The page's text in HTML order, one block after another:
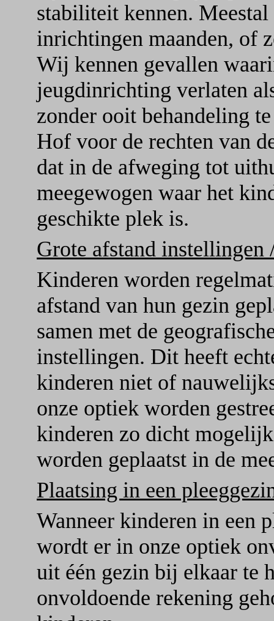
stabiliteit kennen.
inrichtingen maanden, of
Wij kennen gevallen
jeugdinrichting verlaten
zonder ooit behandeling
Hof voor de rechten van
dat in de afweging tot
meegewogen waar het
geschikte plek is.
Grote afstand instellingen
Kinderen worden
afstand van hun gezin
samen met de
instellingen. Dit heeft
kinderen niet of
onze optiek worden
kinderen zo dicht
worden geplaatst in de
Plaatsing in een
Wanneer kinderen in een
wordt er in onze optiek
uit één gezin bij elkaar te
onvoldoende rekening